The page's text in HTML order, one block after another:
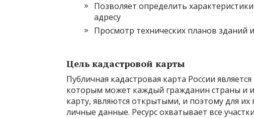
Позволяет определить
адресу
Просмотр технических планов зданий
Цель кадастровой карты
Публичная кадастровая карта России
которым может каждый гражданин страны и
карту, являются открытыми, и поэтому для их
личные данные. Ресурс охватывает все